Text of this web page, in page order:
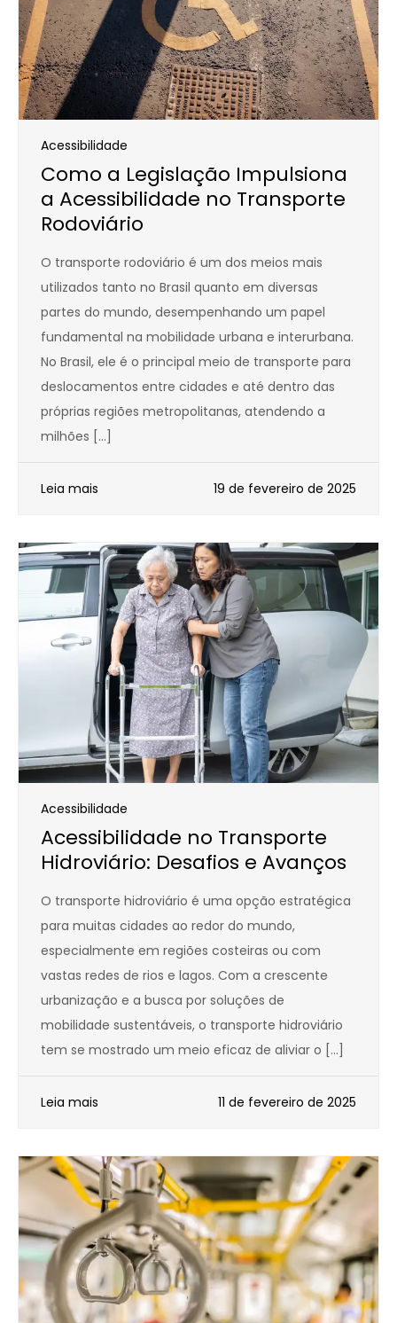
Acessibilidade
Como a Legislação Impulsiona
a Acessibilidade no Transporte
Rodoviário
O transporte rodoviário é um dos meios mais
utilizados tanto no Brasil quanto em diversas
partes do mundo, desempenhando um papel
fundamental na mobilidade urbana e interurbana.
No Brasil, ele é o principal meio de transporte para
deslocamentos entre cidades e até dentro das
próprias regiões metropolitanas, atendendo a
milhões […]
Leia mais 19 de fevereiro de 2025
Acessibilidade
Acessibilidade no Transporte
Hidroviário: Desafios e Avanços
O transporte hidroviário é uma opção estratégica
para muitas cidades ao redor do mundo,
especialmente em regiões costeiras ou com
vastas redes de rios e lagos. Com a crescente
urbanização e a busca por soluções de
mobilidade sustentáveis, o transporte hidroviário
tem se mostrado um meio eficaz de aliviar o […]
Leia mais 11 de fevereiro de 2025